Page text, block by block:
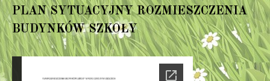
PLAN SYTUACYJNY ROZMIESZCZENIA
BUDYNKÓW SZKOŁY